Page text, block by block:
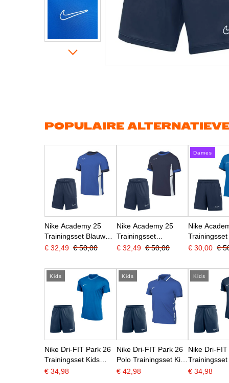
gallerij
POPULAIRE
Nike Academy 25
Trainingsset Blauw
Donkerblauw Wit
€ 32,49 € 50,00
Nike Academy 25
Trainingsset
Donkerblauw Blauw
€ 32,49 € 50,00
Dames
Nike
Blauw
€ 30,00 €
Kids
Nike Dri-FIT Park 26
Trainingsset Kids
Blauw Donkerblauw
€ 34,98
Kids
Nike Dri-FIT Park 26
Polo Trainingsset Kids
Blauw Donkerblauw
€ 42,98
Kids
Nike Dri-
Donkerblauw
€ 34,98